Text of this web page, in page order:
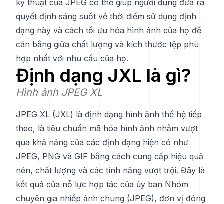
kỹ thuật của JPEG có thể giúp người dùng đưa ra
quyết định sáng suốt về thời điểm sử dụng định
dạng này và cách tối ưu hóa hình ảnh của họ để
cân bằng giữa chất lượng và kích thước tệp phù
hợp nhất với nhu cầu của họ.
Định dạng JXL là gì?
Hình ảnh JPEG XL
JPEG XL (JXL) là định dạng hình ảnh thế hệ tiếp
theo, là tiêu chuẩn mã hóa hình ảnh nhằm vượt
qua khả năng của các định dạng hiện có như
JPEG, PNG và GIF bằng cách cung cấp hiệu quả
nén, chất lượng và các tính năng vượt trội. Đây là
kết quả của nỗ lực hợp tác của ủy ban Nhóm
chuyên gia nhiếp ảnh chung (JPEG), đơn vị đóng